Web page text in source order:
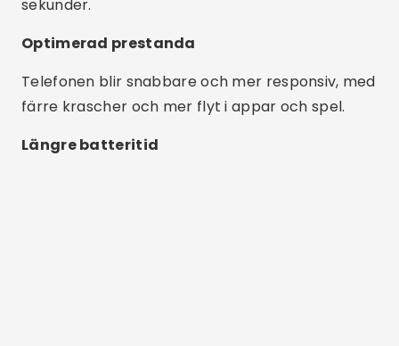
sekunder.
Optimerad prestanda
Telefonen blir snabbare och mer responsiv, med
färre krascher och mer flyt i appar och spel.
Längre batteritid